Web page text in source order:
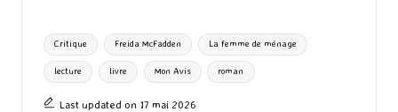
o
o
k
d
o
n
l
ky bl
r
ta
g
er
Tags:
Critique Freida McFadden La femme de ménage
lecture livre Mon Avis roman
Last updated on 17 mai 2026